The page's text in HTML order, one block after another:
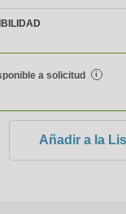
a solicitud i
Añadir a la